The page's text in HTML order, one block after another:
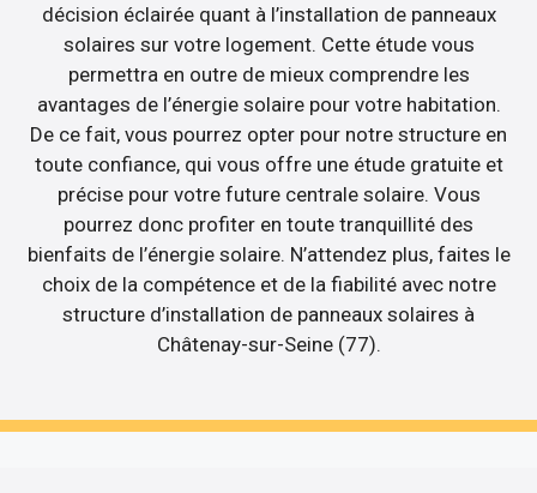
décision éclairée quant à l’installation de panneaux
solaires sur votre logement. Cette étude vous
permettra en outre de mieux comprendre les
avantages de l’énergie solaire pour votre habitation.
De ce fait, vous pourrez opter pour notre structure en
toute confiance, qui vous offre une étude gratuite et
précise pour votre future centrale solaire. Vous
pourrez donc profiter en toute tranquillité des
bienfaits de l’énergie solaire. N’attendez plus, faites le
choix de la compétence et de la fiabilité avec notre
structure d’installation de panneaux solaires à
Châtenay-sur-Seine (77).